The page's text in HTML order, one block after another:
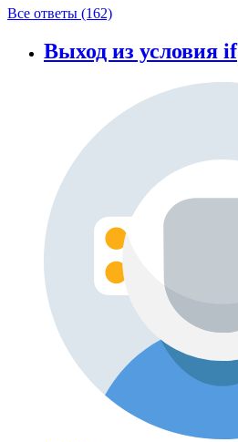
Все ответы (162)
Выход из условия if